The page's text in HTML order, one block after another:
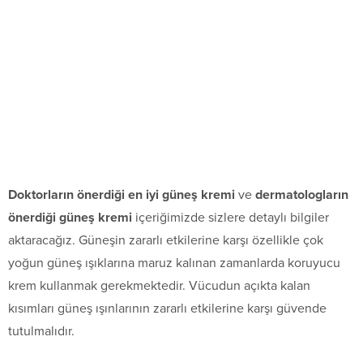
Doktorların önerdiği en iyi güneş kremi ve dermatologların
önerdiği güneş kremi içeriğimizde sizlere detaylı bilgiler
aktaracağız. Güneşin zararlı etkilerine karşı özellikle çok
yoğun güneş ışıklarına maruz kalınan zamanlarda koruyucu
krem kullanmak gerekmektedir. Vücudun açıkta kalan
kısımları güneş ışınlarının zararlı etkilerine karşı güvende
tutulmalıdır.